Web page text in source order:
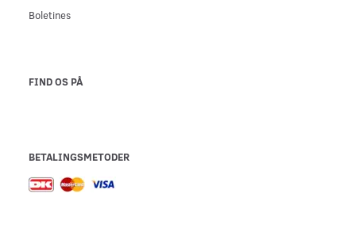
Boletines
FIND OS PÅ
BETALINGSMETODER